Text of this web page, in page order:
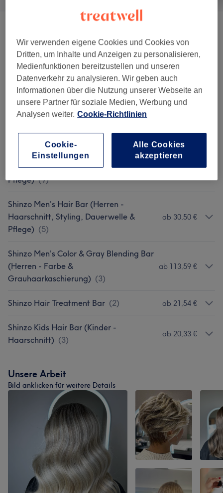
Coloration & Farbe) (9)
ab 134,50 €
Shinzo Women's Color Bar (Damen -
Coloration & Farbe) Extra (1)
ab 142,84 €
Shinzo Women's Length & Volume Bar
(Damen - Haarverlängerung,
Haarverdichtung; Extensions) (5)
Shinzo Women's Hair Bar (Damen -
Haarschnitt, Styling, Dauerwelle &
Pflege) (9)
ab 15,60 €
Shinzo Men's Hair Bar (Herren -
Haarschnitt, Styling, Dauerwelle &
Pflege) (5)
ab 30,50 €
Shinzo Men's Color & Gray Blending Bar
(Herren - Farbe &
Grauhaarkaschierung) (3)
ab 113,59 €
Shinzo Hair Treatment Bar (2) ab 21,54 €
Shinzo Kids Hair Bar (Kinder -
Haarschnitt) (3)
ab 20,33 €
Unsere Arbeit
Bild anklicken für weitere Details
Wir verwenden eigene Cookies und Cookies von
Dritten, um Inhalte und Anzeigen zu personalisieren,
Medienfunktionen bereitzustellen und unseren
Datenverkehr zu analysieren. Wir geben auch
Informationen über die Nutzung unserer Webseite an
unsere Partner für soziale Medien, Werbung und
Analysen weiter. Cookie-Richtlinien
Cookie-
Einstellungen
Alle Cookies
akzeptieren